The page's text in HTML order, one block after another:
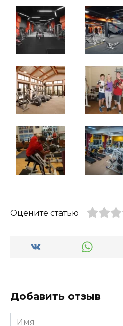
Оцените статью
Добавить отзыв
Имя